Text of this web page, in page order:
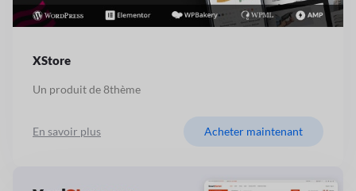
XStore
Un produit de 8thème
En savoir plus Acheter maintenant